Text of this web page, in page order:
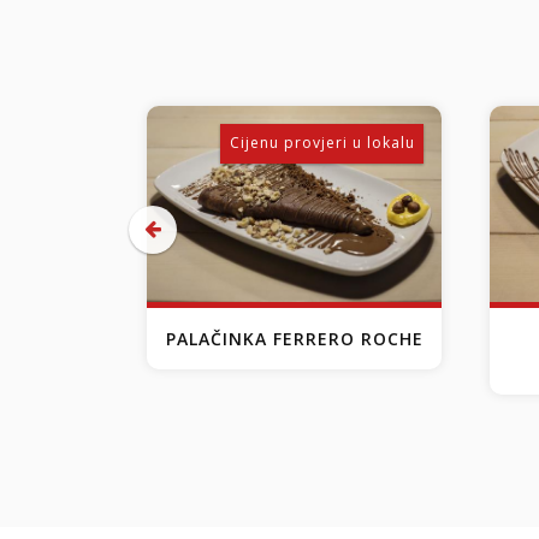
Cijenu provjeri u lokalu
PALAČINKA FERRERO ROCHE